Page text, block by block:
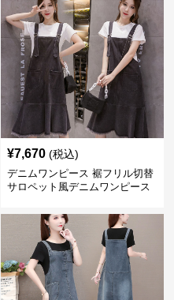
¥7,670 (税込)
デニムワンピース 裾フリル切替
サロペット風デニムワンピース